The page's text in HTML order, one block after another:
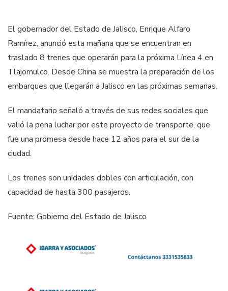
El gobernador del Estado de Jalisco, Enrique Alfaro
Ramírez, anunció esta mañana que se encuentran en
traslado 8 trenes que operarán para la próxima Línea 4 en
Tlajomulco. Desde China se muestra la preparación de los
embarques que llegarán a Jalisco en las próximas semanas.
El mandatario señaló a través de sus redes sociales que
valió la pena luchar por este proyecto de transporte, que
fue una promesa desde hace 12 años para el sur de la
ciudad.
Los trenes son unidades dobles con articulación, con
capacidad de hasta 300 pasajeros.
Fuente: Gobierno del Estado de Jalisco